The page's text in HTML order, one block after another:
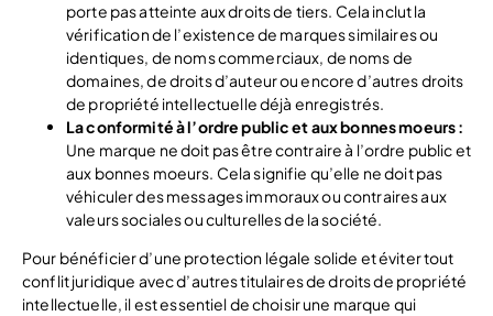
porte pas atteinte aux droits de tiers. Cela inclut la
vérification de l’existence de marques similaires ou
identiques, de noms commerciaux, de noms de
domaines, de droits d’auteur ou encore d’autres droits
de propriété intellectuelle déjà enregistrés.
La conformité à l’ordre public et aux bonnes moeurs :
Une marque ne doit pas être contraire à l’ordre public et
aux bonnes moeurs. Cela signifie qu’elle ne doit pas
véhiculer des messages immoraux ou contraires aux
valeurs sociales ou culturelles de la société.
Pour bénéficier d’une protection légale solide et éviter tout
conflit juridique avec d’autres titulaires de droits de propriété
intellectuelle, il est essentiel de choisir une marque qui